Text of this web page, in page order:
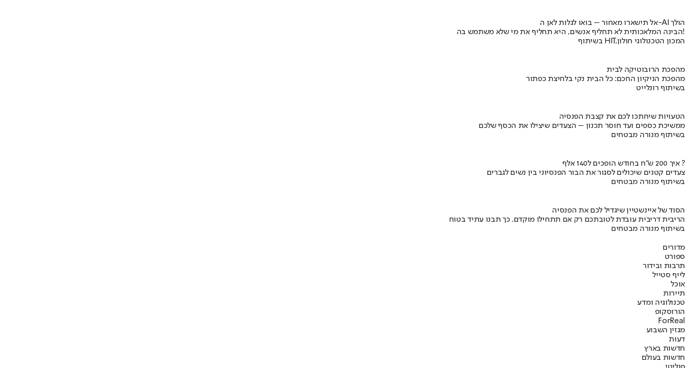
אל תישארו מאחור – בואו לגלות לאן ה-AI הולך
הבינה המלאכותית לא תחליף אנשים, היא תחליף את מי שלא משתמש בה!
בשיתוף HIT,המכון הטכנולוגי חולון
מהפכת הרובוטיקה לבית
מהפכת הניקיון החכם: כל הבית נקי בלחיצת כפתור
בשיתוף רונלייט
הטעויות שיחתכו לכם את קצבת הפנסיה
ממשיכת כספים ועד חוסר תכנון – הצעדים שיצילו את הכסף שלכם
בשיתוף מנורה מבטחים
איך 200 ש"ח בחודש הופכים ל140 אלף ?
צעדים קטנים שיכולים לסגור את הבור הפנסיוני בין נשים לגברים
בשיתוף מנורה מבטחים
הסוד של איינשטיין שיגדיל לכם את הפנסיה
הריבית דריבית עובדת לטובתכם רק אם תתחילו מוקדם. כך תבנו עתיד בטוח
בשיתוף מנורה מבטחים
מדורים
ספורט
תרבות ובידור
לייף סטייל
אוכל
תיירות
טכנולוגיה ומדע
הורוסקופ
ForReal
מגזין השבוע
דעות
חדשות בארץ
חדשות בעולם